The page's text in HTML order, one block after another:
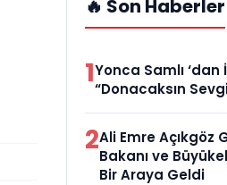
🔥 Son Haberler
1Yonca Samlı ‘dan
“Donacaksın
2Ali Emre Açıkgöz
Bakanı ve
Bir Araya Geldi